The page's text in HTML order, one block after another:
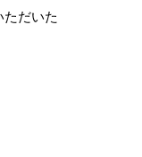
だいた